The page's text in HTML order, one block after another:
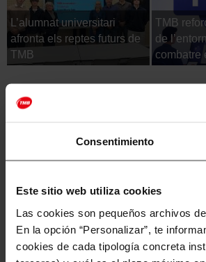
Consentimiento
Este sitio web utiliza cookies
Las cookies son pequeños archivos
En la opción “Personalizar”, te
cookies de cada tipología concreta
L’alumnat universitari
afronta els reptes futurs de
TMB
TMB
de
combatre